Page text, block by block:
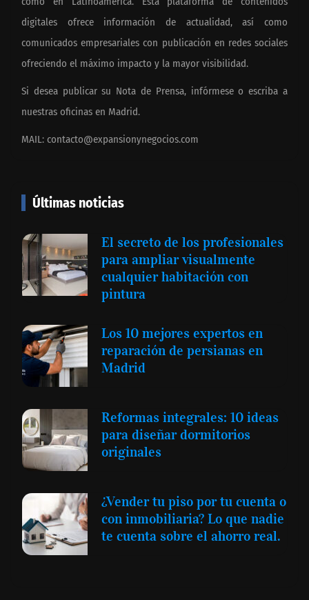
digitales ofrece información de actualidad, así como
comunicados empresariales con publicación en redes sociales
ofreciendo el máximo impacto y la mayor visibilidad.
Si desea publicar su Nota de Prensa, infórmese o escriba a
nuestras oficinas en Madrid.
MAIL: contacto@expansionynegocios.com
Últimas noticias
El secreto de los profesionales
para ampliar visualmente
cualquier habitación con
pintura
Los 10 mejores expertos en
reparación de persianas en
Madrid
Reformas integrales: 10 ideas
para diseñar dormitorios
originales
¿Vender tu piso por tu cuenta o
con inmobiliaria? Lo que nadie
te cuenta sobre el ahorro real.